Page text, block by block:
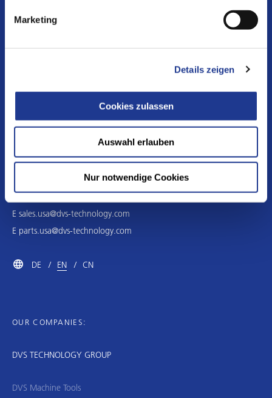
Marketing
Details zeigen
Cookies zulassen
Auswahl erlauben
Nur notwendige Cookies
Germany
DVS TECHNOLOGY AMERICA Inc.
44099 Plymouth Oaks Blvd. Suite 102
Plymouth, MI 48170
United States of America
Eservice.usa@dvs-technology.com
E sales.usa@dvs-technology.com
E parts.usa@dvs-technology.com
DE EN CN
OUR COMPANIES:
DVS TECHNOLOGY GROUP
DVS Machine Tools